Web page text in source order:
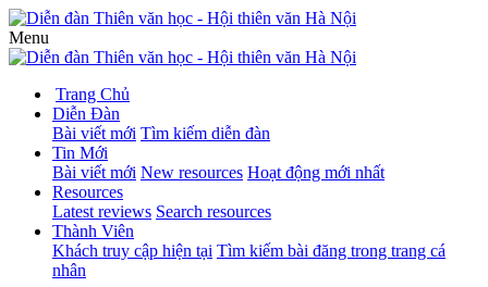
Menu
Trang Chủ
Diễn Đàn
Bài viết mới Tìm kiếm diễn đàn
Tin Mới
Bài viết mới New resources Hoạt động mới nhất
Resources
Latest reviews Search resources
Thành Viên
Khách truy cập hiện tại Tìm kiếm bài đăng trong trang cá
nhân